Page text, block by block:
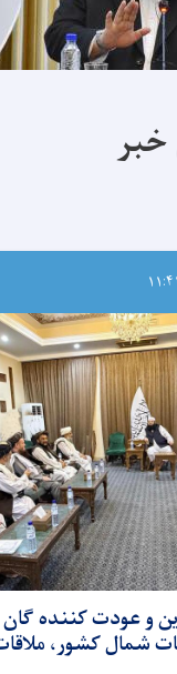
خبر
و عودت کننده گان
شمال کشور،